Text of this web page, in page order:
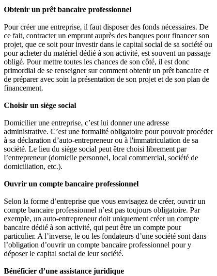
Obtenir un prêt bancaire professionnel
Pour créer une entreprise, il faut disposer des fonds nécessaires. De
ce fait, contracter un emprunt auprès des banques pour financer son
projet, que ce soit pour investir dans le capital social de sa société ou
pour acheter du matériel dédié à son activité, est souvent un passage
obligé. Pour mettre toutes les chances de son côté, il est donc
primordial de se renseigner sur comment obtenir un prêt bancaire et
de préparer avec soin la présentation de son projet et de son plan de
financement.
Choisir un siège social
Domicilier une entreprise, c’est lui donner une adresse
administrative. C’est une formalité obligatoire pour pouvoir procéder
à sa déclaration d’auto-entrepreneur ou à l'immatriculation de sa
société. Le lieu du siège social peut être choisi librement par
l’entrepreneur (domicile personnel, local commercial, société de
domiciliation, etc.).
Ouvrir un compte bancaire professionnel
Selon la forme d’entreprise que vous envisagez de créer, ouvrir un
compte bancaire professionnel n’est pas toujours obligatoire. Par
exemple, un auto-entrepreneur doit uniquement créer un compte
bancaire dédié à son activité, qui peut être un compte pour
particulier. A l’inverse, le ou les fondateurs d’une société sont dans
l’obligation d’ouvrir un compte bancaire professionnel pour y
déposer le capital social de leur société.
Bénéficier d’une assistance juridique